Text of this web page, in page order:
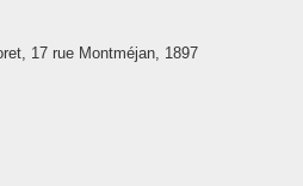
17 rue Montméjan, 1897